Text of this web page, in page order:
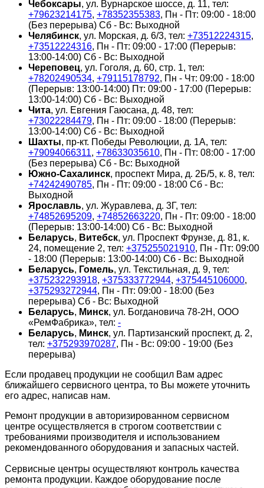
Чебоксары, ул. Вурнарское шоссе, д. 11, тел:
+79623214175, +78352355383, Пн - Пт: 09:00 - 18:00
(Без перерыва) Сб - Вс: Выходной
Челябинск, ул. Морская, д. 6/3, тел: +73512224315,
+73512224316, Пн - Пт: 09:00 - 17:00 (Перерыв:
13:00-14:00) Сб - Вс: Выходной
Череповец, ул. Гоголя, д. 60, стр. 1, тел:
+78202490534, +79115178792, Пн - Чт: 09:00 - 18:00
(Перерыв: 13:00-14:00) Пт: 09:00 - 17:00 (Перерыв:
13:00-14:00) Сб - Вс: Выходной
Чита, ул. Евгения Гаюсана, д. 48, тел:
+73022284479, Пн - Пт: 09:00 - 18:00 (Перерыв:
13:00-14:00) Сб - Вс: Выходной
Шахты, пр-кт. Победы Революции, д. 1А, тел:
+79094066311, +78633035610, Пн - Пт: 08:00 - 17:00
(Без перерыва) Сб - Вс: Выходной
Южно-Сахалинск, проспект Мира, д. 2Б/5, к. 8, тел:
+74242490785, Пн - Пт: 09:00 - 18:00 Сб - Вс:
Выходной
Ярославль, ул. Журавлева, д. 3Г, тел:
+74852695209, +74852663220, Пн - Пт: 09:00 - 18:00
(Перерыв: 13:00-14:00) Сб - Вс: Выходной
Беларусь, Витебск, ул. Проспект Фрунзе, д. 81, к.
24, помещение 2, тел: +375255021910, Пн - Пт: 09:00
- 18:00 (Перерыв: 13:00-14:00) Сб - Вс: Выходной
Беларусь, Гомель, ул. Текстильная, д. 9, тел:
+375232293918, +375333772944, +375445106000,
+375293272944, Пн - Пт: 09:00 - 18:00 (Без
перерыва) Сб - Вс: Выходной
Беларусь, Минск, ул. Богдановича 78-2Н, ООО
«РемФабрика», тел: -
Беларусь, Минск, ул. Партизанский проспект, д. 2,
тел: +375293970287, Пн - Вс: 09:00 - 19:00 (Без
перерыва)
Если продавец продукции не сообщил Вам адрес
ближайшего сервисного центра, то Вы можете уточнить
его адрес, написав нам.
Ремонт продукции в авторизированном сервисном
центре осуществляется в строгом соответствии с
требованиями производителя и использованием
рекомендованного оборудования и запасных частей.
Сервисные центры осуществляют контроль качества
ремонта продукции. Каждое оборудование после